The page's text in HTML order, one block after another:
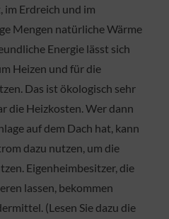
im Erdreich und im
Mengen natürliche Wärme
Energie lässt sich
Heizen und für die
Das ist ökologisch sehr
die Heizkosten. Wer dann
auf dem Dach hat, kann
dazu nutzen, um die
Eigenheimbesitzer, die
lassen, bekommen
(Lesen Sie dazu die